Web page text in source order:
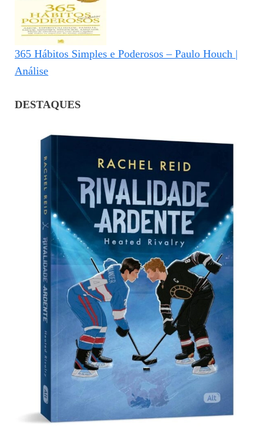
365 Hábitos Simples e Poderosos – Paulo Houch |
Análise
DESTAQUES